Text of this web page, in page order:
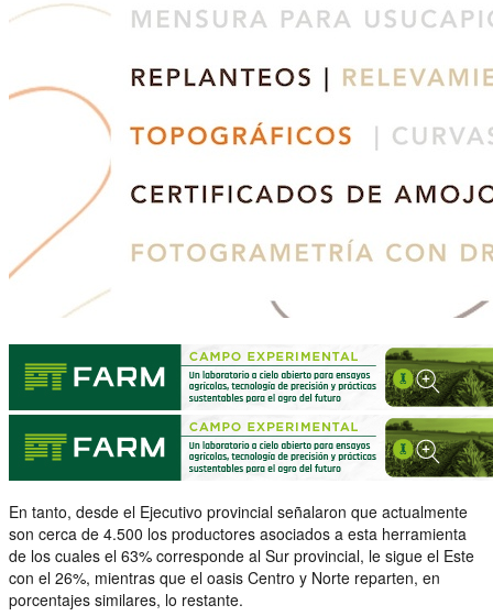
En tanto, desde el Ejecutivo provincial señalaron que actualmente
son cerca de 4.500 los productores asociados a esta herramienta
de los cuales el 63% corresponde al Sur provincial, le sigue el Este
con el 26%, mientras que el oasis Centro y Norte reparten, en
porcentajes similares, lo restante.